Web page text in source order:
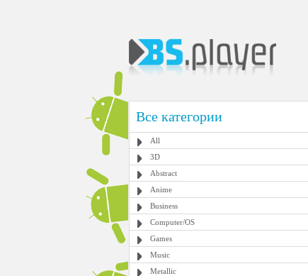
Все категории
All
3D
Abstract
Anime
Business
Computer/OS
Games
Music
Metallic